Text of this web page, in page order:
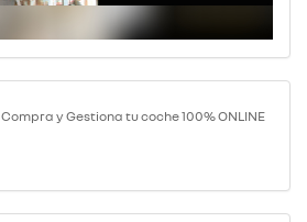
Compra y Gestiona tu coche 100% ONLINE